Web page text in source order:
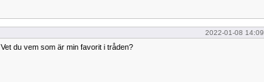
2022-01-08 14:09
Vet du vem som är min favorit i tråden?